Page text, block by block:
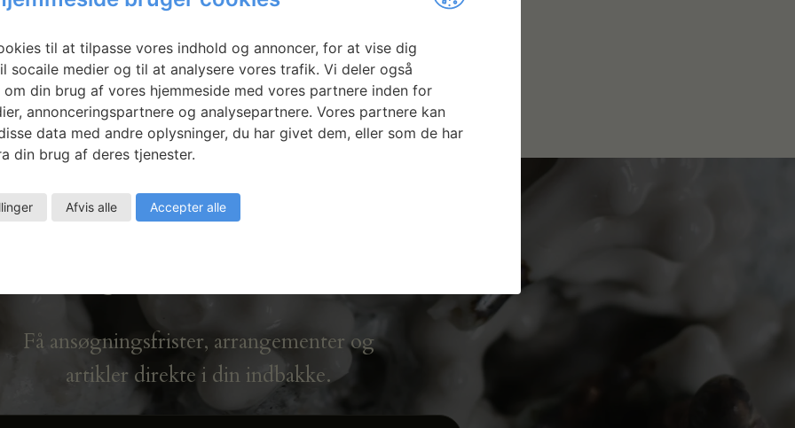
#4
and Extended
Få ansøgningsfrister, arrangementer og
artikler direkte i din indbakke.
til at tilpasse vores indhold og annoncer, for at vise dig
socaile medier og til at analysere vores trafik. Vi deler også
din brug af vores hjemmeside med vores partnere inden for
annonceringspartnere og analysepartnere. Vores partnere kan
data med andre oplysninger, du har givet dem, eller som de har
din brug af deres tjenester.
Afvis alle Accepter alle